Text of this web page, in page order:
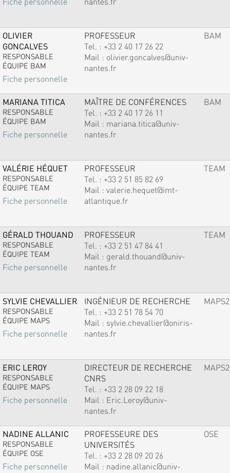
OLIVIER
GONCALVES
RESPONSABLE
ÉQUIPE BAM
Fiche personnelle
PROFESSEUR
Tel. : +33 2 40 17 26 22
Mail : olivier.goncalves@univ-
nantes.fr
BAM
MARIANA TITICA
RESPONSABLE
ÉQUIPE BAM
Fiche personnelle
MAÎTRE DE CONFÉRENCES
Tel. : +33 2 40 17 26 11
Mail : mariana.titica@univ-
nantes.fr
BAM
VALÉRIE HÉQUET
RESPONSABLE
ÉQUIPE TEAM
Fiche personnelle
PROFESSEUR
Tel. : +33 2 51 85 82 69
Mail : valerie.hequet@imt-
atlantique.fr
TEAM
GÉRALD THOUAND
RESPONSABLE
ÉQUIPE TEAM
Fiche personnelle
PROFESSEUR
Tel. : +33 2 51 47 84 41
Mail : gerald.thouand@univ-
nantes.fr
TEAM
SYLVIE CHEVALLIER
RESPONSABLE
ÉQUIPE MAPS
Fiche personnelle
INGÉNIEUR DE RECHERCHE
Tel. : +33 2 51 78 54 70
Mail : sylvie.chevallier@oniris-
nantes.fr
MAPS2
ERIC LEROY
RESPONSABLE
ÉQUIPE MAPS
Fiche personnelle
DIRECTEUR DE RECHERCHE
CNRS
Tel. : +33 2 28 09 22 18
Mail : Eric.Leroy@univ-
nantes.fr
MAPS2
NADINE ALLANIC
RESPONSABLE
ÉQUIPE OSE
Fiche personnelle
PROFESSEURE DES
UNIVERSITÉS
Tel. : +33 2 28 09 20 26
Mail : nadine.allanic@univ-
OSE